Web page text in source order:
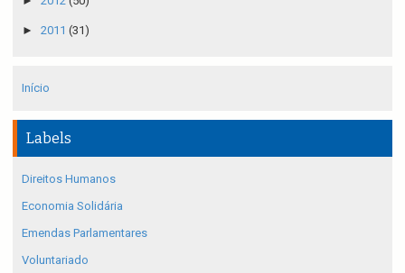
► 2011 (31)
Início
Labels
Direitos Humanos
Economia Solidária
Emendas Parlamentares
Voluntariado